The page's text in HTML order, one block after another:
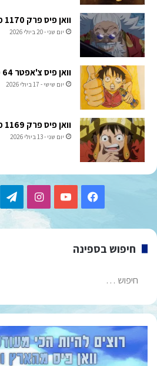
וואן פיס פרק 1170 מתורגם לעברית
יום שני - 20 ביולי 2026
וואן פיס צ'אפטר 64 מתורגם לעברית!
יום שישי - 17 ביולי 2026
וואן פיס פרק 1169 מתורגם לעברית
יום שני - 13 ביולי 2026
Facebook
YouTube
חיפוש בספינה